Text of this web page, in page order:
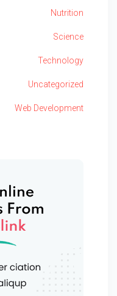
Nutrition
Science
Technology
Uncategorized
Web Development